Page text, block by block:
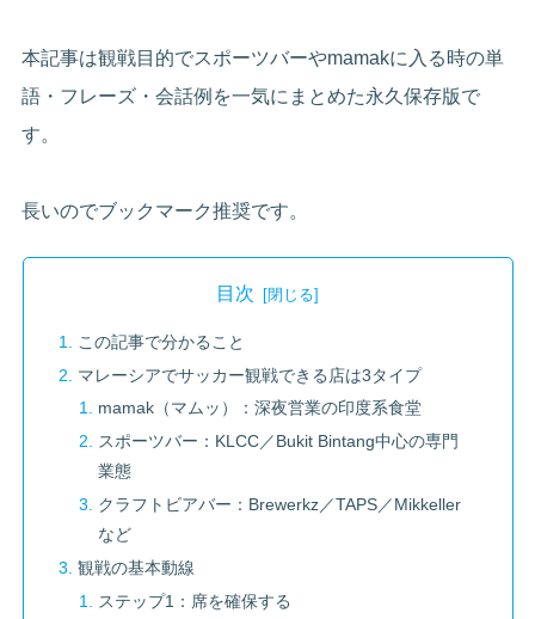
本記事は観戦目的でスポーツバーやmamakに入る時の単
語・フレーズ・会話例を一気にまとめた永久保存版で
す。
長いのでブックマーク推奨です。
目次
この記事で分かること
マレーシアでサッカー観戦できる店は3タイプ
mamak（マムッ）：深夜営業の印度系食堂
スポーツバー：KLCC／Bukit Bintang中心の専門
業態
クラフトビアバー：Brewerkz／TAPS／Mikkeller
など
観戦の基本動線
ステップ1：席を確保する